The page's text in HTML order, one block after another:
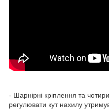
- Шарнірні кріплення та
регулювати кут нахилу